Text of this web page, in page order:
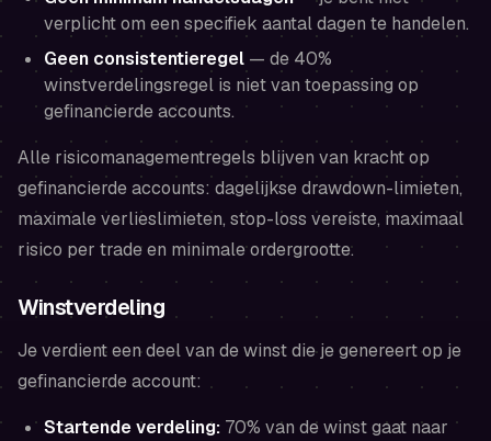
verplicht om een specifiek aantal dagen te handelen.
Geen consistentieregel — de 40%
winstverdelingsregel is niet van toepassing op
gefinancierde accounts.
Alle risicomanagementregels blijven van kracht op
gefinancierde accounts: dagelijkse drawdown-limieten,
maximale verlieslimieten, stop-loss vereiste, maximaal
risico per trade en minimale ordergrootte.
Winstverdeling
Je verdient een deel van de winst die je genereert op je
gefinancierde account:
Startende verdeling: 70% van de winst gaat naar